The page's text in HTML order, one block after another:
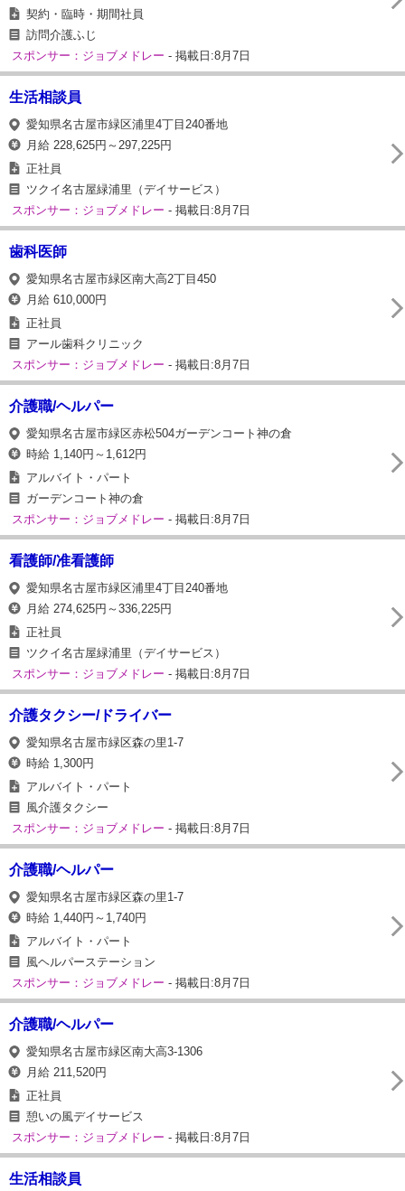
契約・臨時・期間社員
訪問介護ふじ
スポンサー：ジョブメドレー - 掲載日:8月7日
生活相談員
愛知県名古屋市緑区浦里4丁目240番地
月給 228,625円～297,225円
正社員
ツクイ名古屋緑浦里（デイサービス）
スポンサー：ジョブメドレー - 掲載日:8月7日
歯科医師
愛知県名古屋市緑区南大高2丁目450
月給 610,000円
正社員
アール歯科クリニック
スポンサー：ジョブメドレー - 掲載日:8月7日
介護職/ヘルパー
愛知県名古屋市緑区赤松504ガーデンコート神の倉
時給 1,140円～1,612円
アルバイト・パート
ガーデンコート神の倉
スポンサー：ジョブメドレー - 掲載日:8月7日
看護師/准看護師
愛知県名古屋市緑区浦里4丁目240番地
月給 274,625円～336,225円
正社員
ツクイ名古屋緑浦里（デイサービス）
スポンサー：ジョブメドレー - 掲載日:8月7日
介護タクシー/ドライバー
愛知県名古屋市緑区森の里1‐7
時給 1,300円
アルバイト・パート
風介護タクシー
スポンサー：ジョブメドレー - 掲載日:8月7日
介護職/ヘルパー
愛知県名古屋市緑区森の里1‐7
時給 1,440円～1,740円
アルバイト・パート
風ヘルパーステーション
スポンサー：ジョブメドレー - 掲載日:8月7日
介護職/ヘルパー
愛知県名古屋市緑区南大高3‐1306
月給 211,520円
正社員
憩いの風デイサービス
スポンサー：ジョブメドレー - 掲載日:8月7日
生活相談員